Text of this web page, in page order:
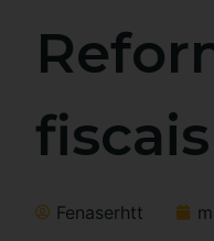
Fenaserhtt